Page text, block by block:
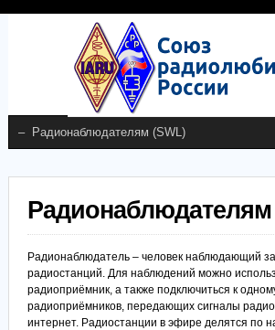
Радионаблюдателям
Радионаблюдатель – человек наблюдающий
радиостанций. Для наблюдений можно
радиоприёмник, а также подключиться к
радиоприёмников, передающих сигналы
интернет. Радиостанции в эфире делятся по